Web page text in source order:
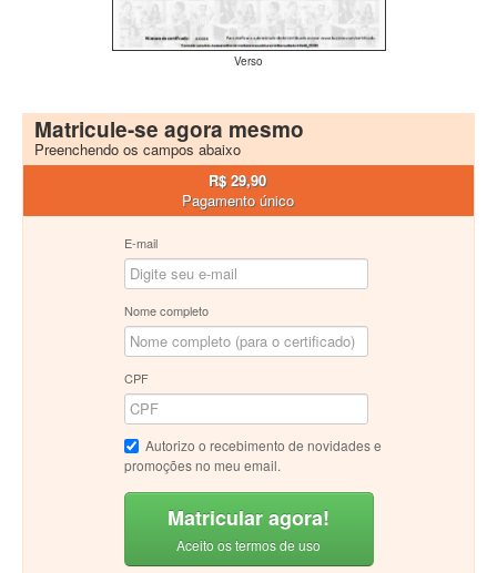
Verso
Matricule-se agora mesmo
Preenchendo os campos abaixo
R$ 29,90
Pagamento único
E-mail
Nome completo
CPF
Autorizo o recebimento de novidades e
promoções no meu email.
Matricular agora!
Aceito os termos de uso